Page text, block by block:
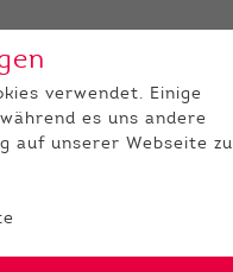
verwendet. Einige
es uns andere
auf unserer Webseite zu